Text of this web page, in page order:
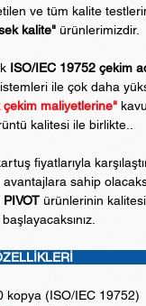
ve tüm kalite
kalite"ürünlerimizdir.
ISO/IEC 19752 çekim
ile çok daha
çekim maliyetlerine"
kalitesi ile birlikte..
fiyatlarıyla
sahip
PIVOTürünlerinin
kopya (ISO/IEC 19752)